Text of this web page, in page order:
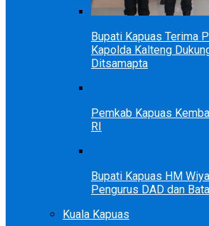
Bupati Kapuas Terima
Kapolda Kalteng
Ditsamapta
Pemkab Kapuas
RI
Bupati Kapuas HM
Pengurus DAD dan
Kuala Kapuas